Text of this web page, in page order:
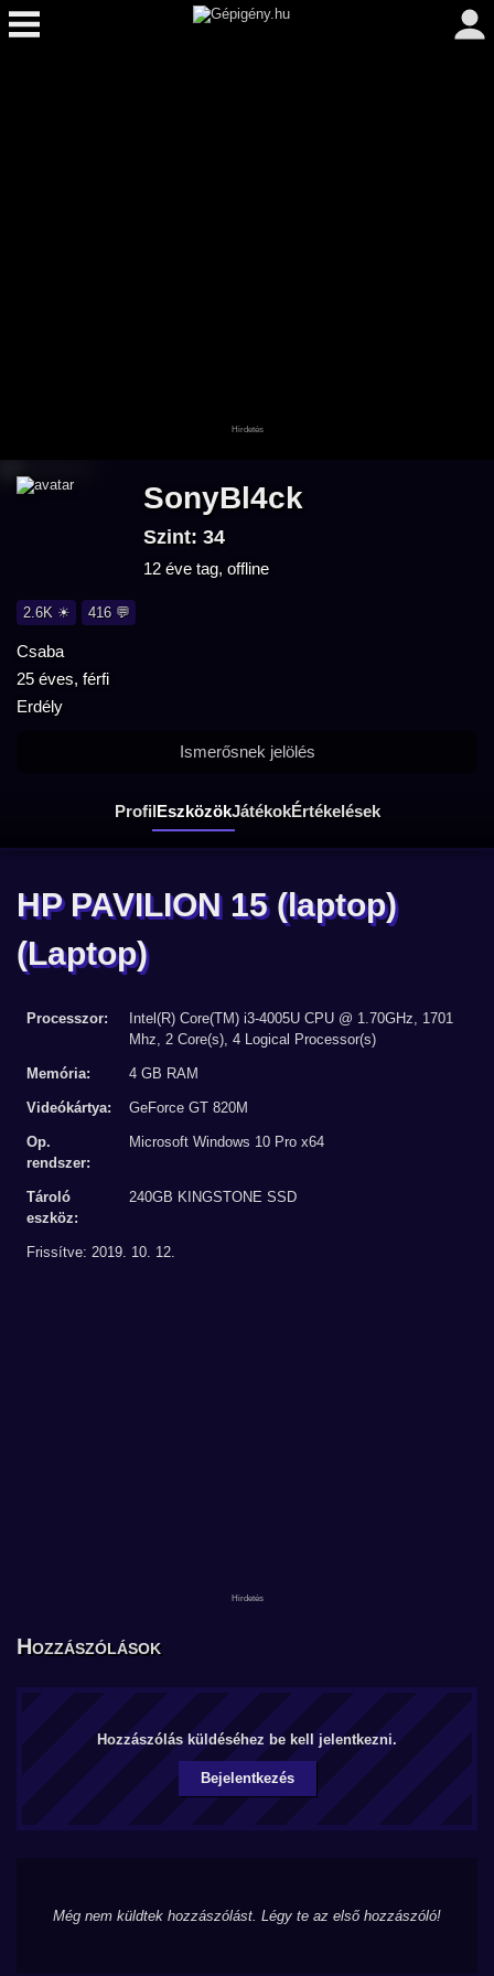
SonyBl4ck
Szint: 34
12 éve tag, offline
2.6K ☀ 416 💬
Csaba
25 éves, férfi
Erdély
ProfilEszközökJátékokÉrtékelések
Ismerősnek jelölés
HP PAVILION 15 (laptop)
(Laptop)
Processzor:
Intel(R) Core(TM) i3-4005U CPU @ 1.70GHz, 1701
Mhz, 2 Core(s), 4 Logical Processor(s)
Memória: 4 GB RAM
Videókártya: GeForce GT 820M
Op.
rendszer:
Microsoft Windows 10 Pro x64
Tároló
eszköz:
240GB KINGSTONE SSD
Frissítve: 2019. 10. 12.
Hozzászólások
Hozzászólás küldéséhez be kell jelentkezni.
Bejelentkezés
Még nem küldtek hozzászólást. Légy te az első hozzászóló!